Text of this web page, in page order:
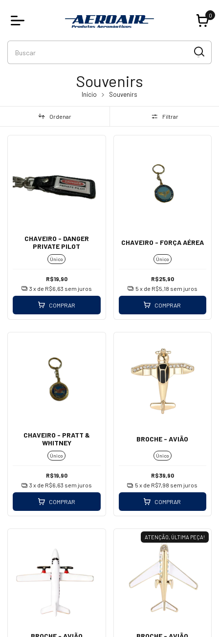
0
Souvenirs
Início Souvenirs
Ordenar Filtrar
CHAVEIRO - DANGER
PRIVATE PILOT
Único
R$19,90
3 x de R$6,63 sem juros
COMPRAR
CHAVEIRO - FORÇA AÉREA
Único
R$25,90
5 x de R$5,18 sem juros
COMPRAR
CHAVEIRO - PRATT &
WHITNEY
Único
R$19,90
3 x de R$6,63 sem juros
COMPRAR
BROCHE - AVIÃO
Único
R$39,90
5 x de R$7,98 sem juros
COMPRAR
ATENÇÃO, ÚLTIMA PEÇA!